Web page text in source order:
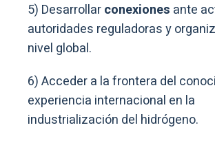
5) Desarrollarconexiones ante
autoridades reguladoras y
nivel global.
6) Acceder a la frontera del
experiencia internacional en la
industrialización del hidrógeno.